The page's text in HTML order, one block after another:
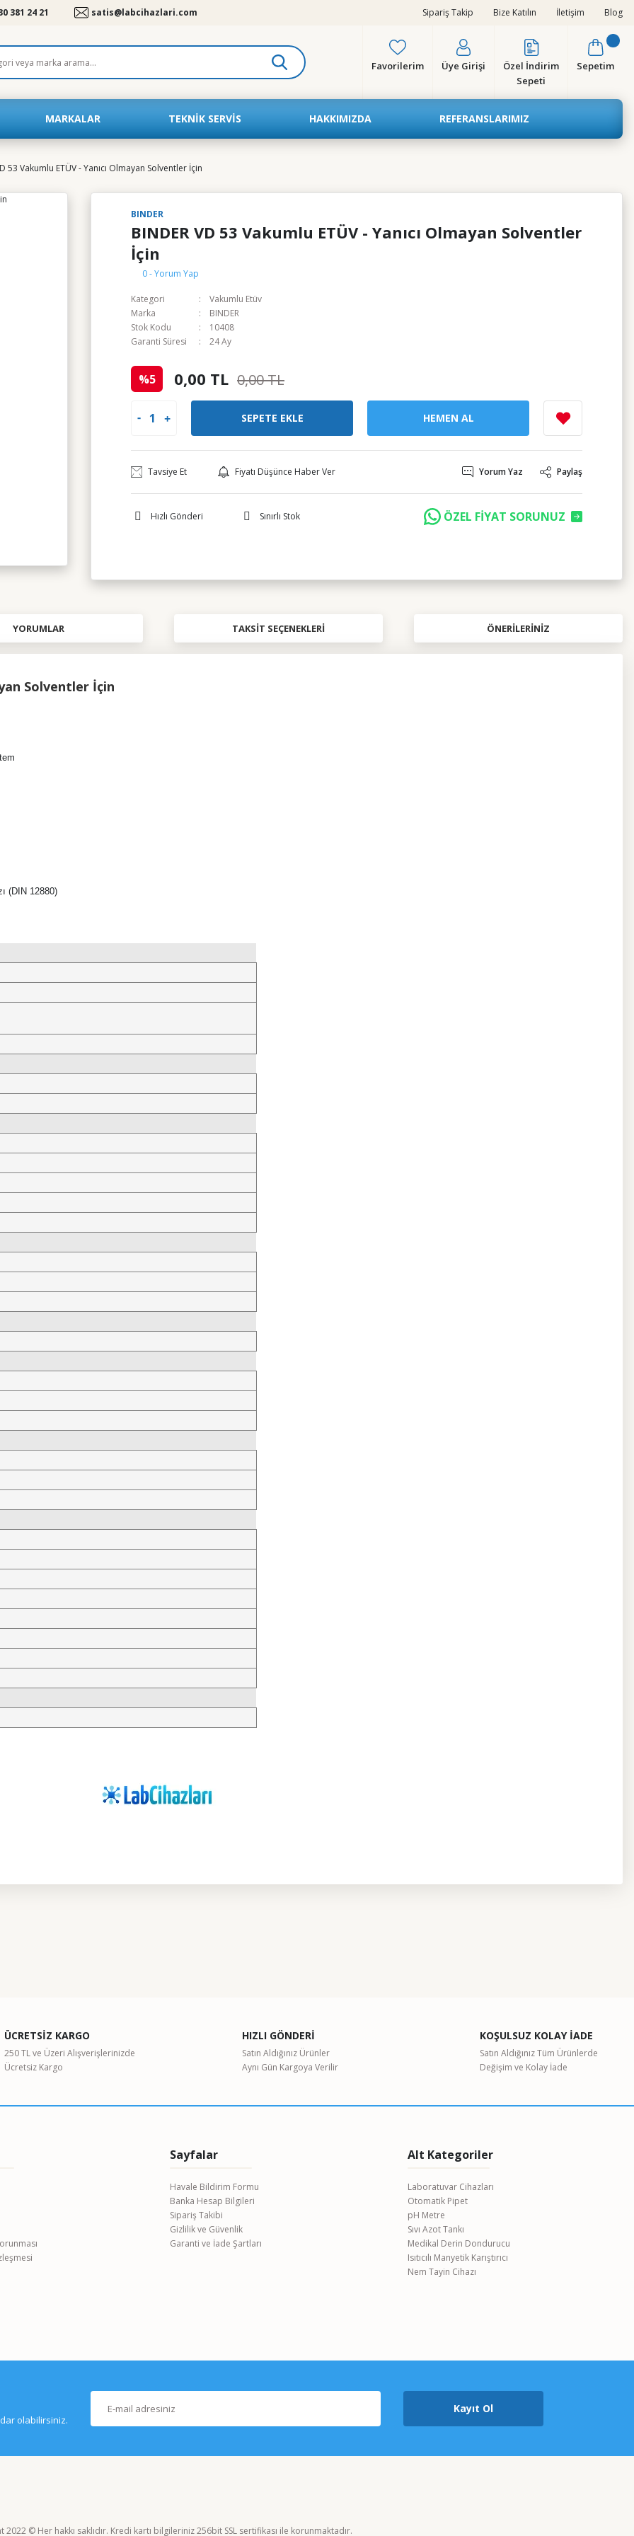
381 24 21 satis@labcihazlari.com Sipariş Takip Bize Katılın İletişim Blog
Favorilerim Üye Girişi
Özel İndirim
Sepeti
Sepetim
MARKALAR TEKNIK SERVIS HAKKIMIZDA REFERANSLARIMIZ
53 Vakumlu ETÜV - Yanıcı Olmayan Solventler İçin
BINDER
BINDER VD 53 Vakumlu ETÜV - Yanıcı Olmayan Solventler
İçin
0 - Yorum Yap
Kategori
Vakumlu Etüv
Marka
BINDER
Stok Kodu
10408
Garanti Süresi
24 Ay
%5 0,00 TL 0,00 TL
SEPETE EKLE HEMEN AL
Tavsiye Et Fiyatı Düşünce Haber Ver Yorum Yaz Paylaş
Hızlı Gönderi Sınırlı Stok ÖZEL FİYAT SORUNUZ
YORUMLAR TAKSIT SEÇENEKLERI ÖNERILERINIZ
Solventler İçin
(DIN 12880)
Gönder
BINDER FD 56 Fanlı Etüv - Zorlanmış Konveksiyonlu
0,00 TL
0,00 TL
ÜCRETSİZ KARGO
250 TL ve Üzeri Alışverişlerinizde
Ücretsiz Kargo
HIZLI GÖNDERİ
Satın Aldığınız Ürünler
Aynı Gün Kargoya Verilir
KOŞULSUZ KOLAY İADE
Satın Aldığınız Tüm Ürünlerde
Değişim ve Kolay İade
Sayfalar
Havale Bildirim Formu
Banka Hesap Bilgileri
Sipariş Takibi
Gizlilik ve Güvenlik
Garanti ve İade Şartları
Alt Kategoriler
Laboratuvar Cihazları
Otomatik Pipet
pH Metre
Sıvı Azot Tankı
Medikal Derin Dondurucu
Isıtıcılı Manyetik Karıştırıcı
Nem Tayin Cihazı
olabilirsiniz.
Kayıt Ol
2022 © Her hakkı saklıdır. Kredi kartı bilgileriniz 256bit SSL sertifikası ile korunmaktadır.